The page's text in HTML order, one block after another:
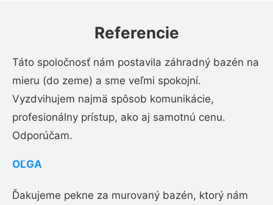
Referencie
Táto spoločnosť nám postavila záhradný bazén na
mieru (do zeme) a sme veľmi spokojní.
Vyzdvihujem najmä spôsob komunikácie,
profesionálny prístup, ako aj samotnú cenu.
Odporúčam.
OĽGA
Ďakujeme pekne za murovaný bazén, ktorý nám